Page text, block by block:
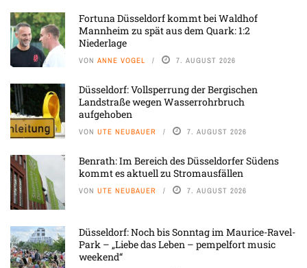
Fortuna Düsseldorf kommt bei Waldhof
Mannheim zu spät aus dem Quark: 1:2
Niederlage
VON ANNE VOGEL 7. AUGUST 2026
Düsseldorf: Vollsperrung der Bergischen
Landstraße wegen Wasserrohrbruch
aufgehoben
VON UTE NEUBAUER 7. AUGUST 2026
Benrath: Im Bereich des Düsseldorfer Südens
kommt es aktuell zu Stromausfällen
VON UTE NEUBAUER 7. AUGUST 2026
Düsseldorf: Noch bis Sonntag im Maurice-Ravel-
Park – „Liebe das Leben – pempelfort music
weekend“